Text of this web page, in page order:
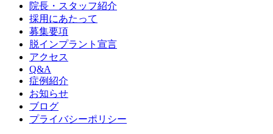
院長・スタッフ紹介
採用にあたって
募集要項
脱インプラント宣言
アクセス
Q&A
症例紹介
お知らせ
ブログ
プライバシーポリシー